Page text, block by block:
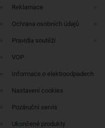
Reklamace
Ochrana osobních údajů
Pravidla soutěží
VOP
Informace o elektroodpadech
Nastavení cookies
Pozáruční servis
Ukončené produkty